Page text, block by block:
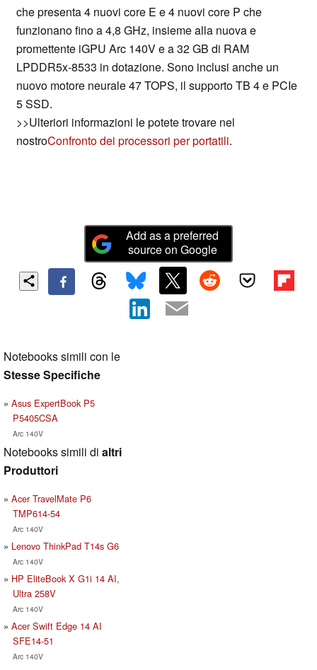
che presenta 4 nuovi core E e 4 nuovi core P che
funzionano fino a 4,8 GHz, insieme alla nuova e
promettente iGPU Arc 140V e a 32 GB di RAM
LPDDR5x-8533 in dotazione. Sono inclusi anche un
nuovo motore neurale 47 TOPS, il supporto TB 4 e PCIe
5 SSD.
>>Ulteriori informazioni le potete trovare nel
nostroConfronto dei processori per portatili.
Add as a preferred
source on Google
Notebooks simili con le
Stesse Specifiche
Asus ExpertBook P5
P5405CSA
Arc 140V
Notebooks simili di altri
Produttori
Acer TravelMate P6
TMP614-54
Arc 140V
Lenovo ThinkPad T14s G6
Arc 140V
HP EliteBook X G1i 14 AI,
Ultra 258V
Arc 140V
Acer Swift Edge 14 AI
SFE14-51
Arc 140V